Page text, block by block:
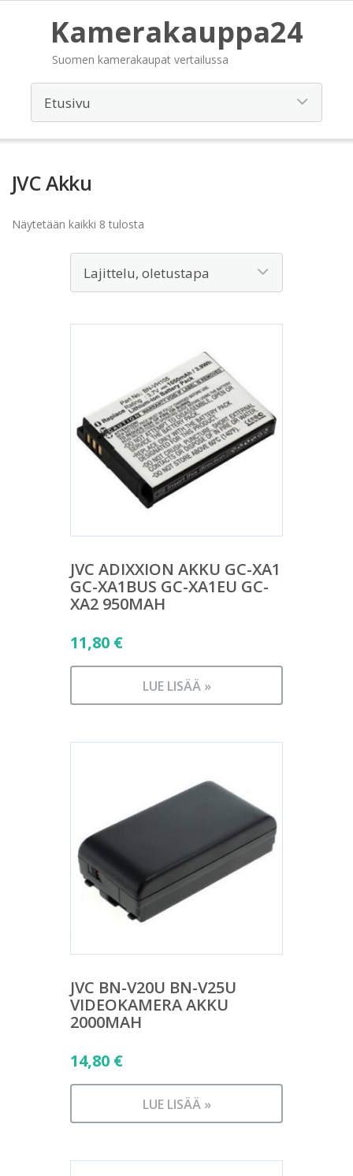
Kamerakauppa24
Suomen kamerakaupat vertailussa
JVC Akku
Näytetään kaikki 8 tulosta
JVC ADIXXION AKKU GC-XA1
GC-XA1BUS GC-XA1EU GC-
XA2 950MAH
11,80 €
LUE LISÄÄ »
JVC BN-V20U BN-V25U
VIDEOKAMERA AKKU
2000MAH
14,80 €
LUE LISÄÄ »